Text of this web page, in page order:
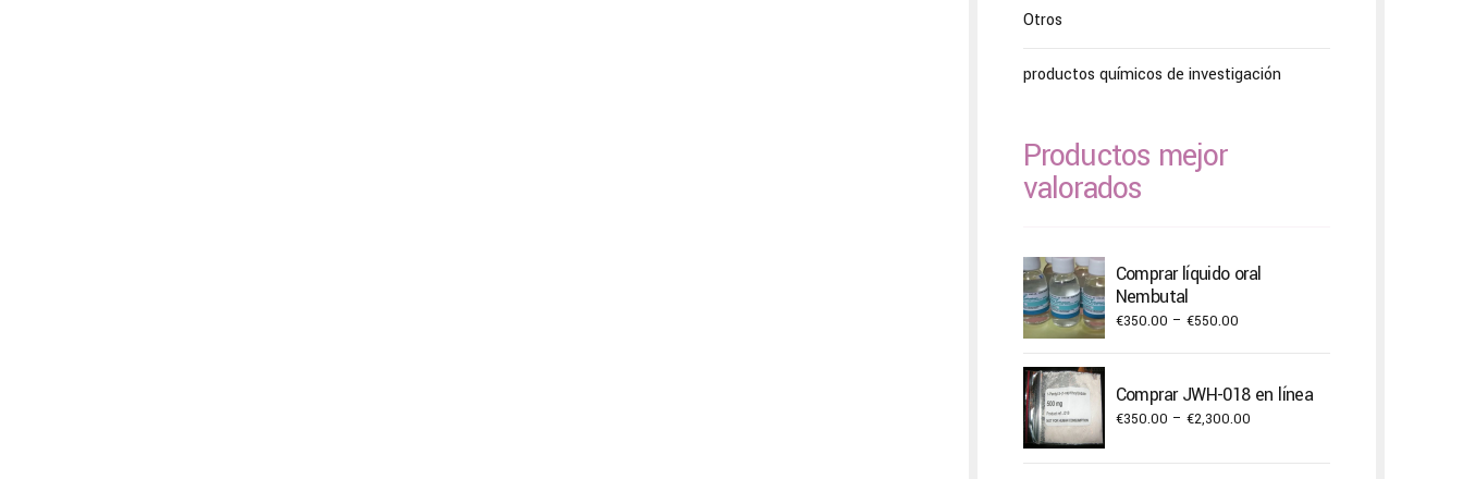
Otros
productos químicos de investigación
Productos mejor
valorados
Comprar líquido oral
Nembutal
€350.00 – €550.00Price
through
€550.00
Comprar JWH-018 en línea
€350.00 – €2,300.00Price